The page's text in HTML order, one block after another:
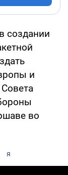
создании
и
во